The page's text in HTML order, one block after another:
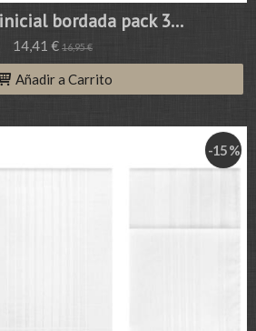
bordada pack 3...
14,41 € 16,95 €
Añadir a Carrito
-15 %